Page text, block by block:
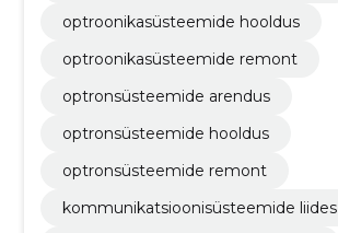
optroonikasüsteemide hooldus
optroonikasüsteemide remont
optronsüsteemide arendus
optronsüsteemide hooldus
optronsüsteemide remont
kommunikatsioonisüsteemide liides